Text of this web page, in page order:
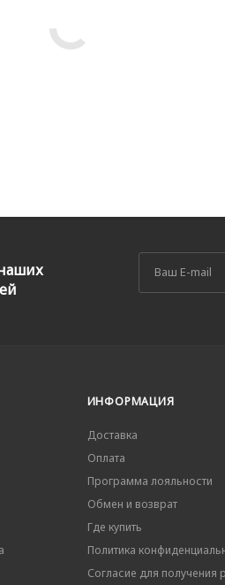
ИНФОРМАЦИЯ
Доставка
Оплата
Программа лояльности
Обмен и возврат
Где купить
Политика
Согласие для получения